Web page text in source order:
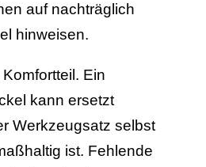
auf nachträglich
hinweisen.
Ein
kann ersetzt
Werkzeugsatz selbst
ist. Fehlende